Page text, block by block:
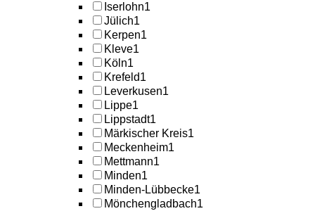
Iserlohn1
Jülich1
Kerpen1
Kleve1
Köln1
Krefeld1
Leverkusen1
Lippe1
Lippstadt1
Märkischer Kreis1
Meckenheim1
Mettmann1
Minden1
Minden-Lübbecke1
Mönchengladbach1